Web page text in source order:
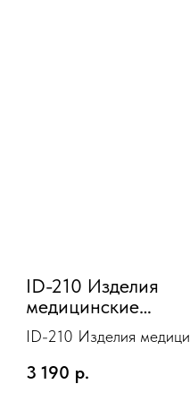
ID-210 Изделия
медицинские
компрессионные
«LUOMMA
гольфы черный
класс Норм.
ID-210 Изделия
IDEALISTA» гольфы
3 190 р.